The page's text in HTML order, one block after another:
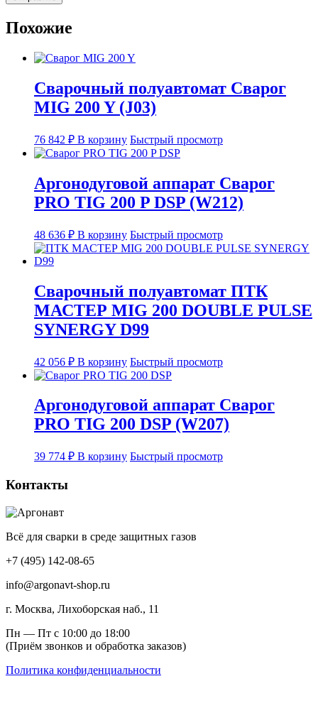
Похожие
Сварочный полуавтомат Сварог
MIG 200 Y (J03)
76 842 ₽ В корзину Быстрый просмотр
Аргонодуговой аппарат Сварог
PRO TIG 200 P DSP (W212)
48 636 ₽ В корзину Быстрый просмотр
Сварочный полуавтомат ПТК
МАСТЕР MIG 200 DOUBLE PULSE
SYNERGY D99
42 056 ₽ В корзину Быстрый просмотр
Аргонодуговой аппарат Сварог
PRO TIG 200 DSP (W207)
39 774 ₽ В корзину Быстрый просмотр
Контакты
Всё для сварки в среде защитных газов
+7 (495) 142-08-65
info@argonavt-shop.ru
г. Москва, Лихоборская наб., 11
Пн — Пт с 10:00 до 18:00
(Приём звонков и обработка заказов)
Политика конфиденциальности